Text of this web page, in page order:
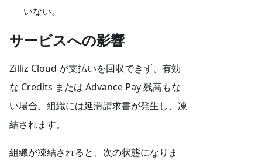
いない。
サービスへの影響
Zilliz Cloud が支払いを回収できず、有効
な Credits または Advance Pay 残高もな
い場合、組織には延滞請求書が発生し、凍
結されます。
組織が凍結されると、次の状態になりま